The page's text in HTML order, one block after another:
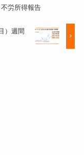
労所得報告
）週間